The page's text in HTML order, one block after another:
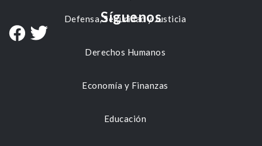
Defensa, Seguridad y Justicia
Derechos Humanos
Economía y Finanzas
Educación
Síguenos